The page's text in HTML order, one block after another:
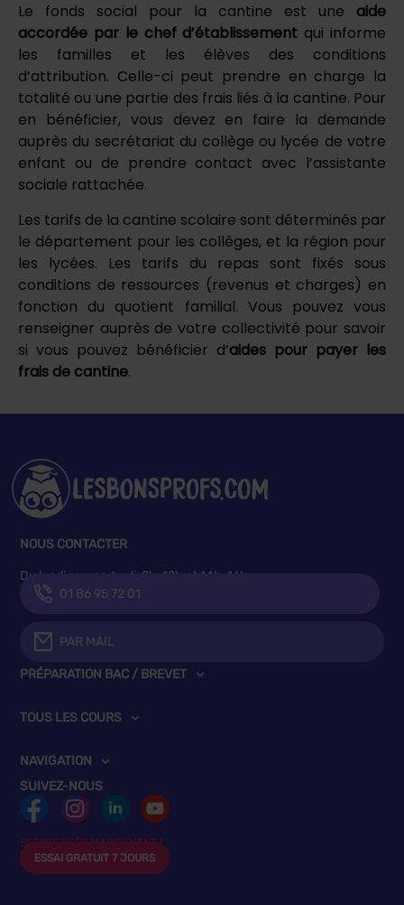
Le fonds social pour la cantine est une aide
accordée par le chef d’établissement qui informe
les familles et les élèves des conditions
d’attribution. Celle-ci peut prendre en charge la
totalité ou une partie des frais liés à la cantine. Pour
en bénéficier, vous devez en faire la demande
auprès du secrétariat du collège ou lycée de votre
enfant ou de prendre contact avec l’assistante
sociale rattachée.
Les tarifs de la cantine scolaire sont déterminés par
le département pour les collèges, et la région pour
les lycées. Les tarifs du repas sont fixés sous
conditions de ressources (revenus et charges) en
fonction du quotient familial. Vous pouvez vous
renseigner auprès de votre collectivité pour savoir
si vous pouvez bénéficier d’aides pour payer les
frais de cantine.
NOUS CONTACTER
Du lundi au vendredi, 9h-12h et 14h-16h
01 86 95 72 01
PAR MAIL
PRÉPARATION BAC / BREVET
TOUS LES COURS
NAVIGATION
SUIVEZ-NOUS
ESSAYEZ DÈS MAINTENANT !
ESSAI GRATUIT 7 JOURS